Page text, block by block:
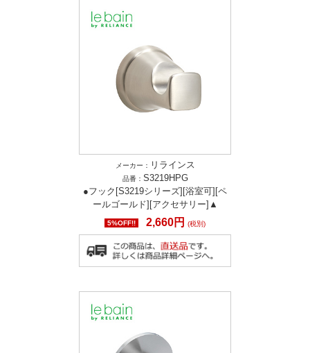
メーカー： リラインス
品番： S3219HPG
●フック[S3219シリーズ][浴室可][ペ
ールゴールド][アクセサリー]▲
5%OFF!! 2,660円 (税別)